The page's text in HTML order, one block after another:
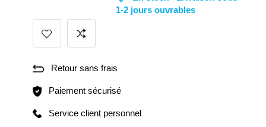
1-2 jours ouvrables
Retour sans frais
Paiement sécurisé
Service client personnel